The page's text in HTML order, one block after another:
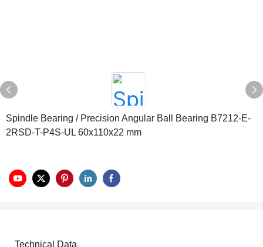
Spindle Bearing / Precision Angular Ball Bearing B7212-E-
2RSD-T-P4S-UL 60x110x22 mm
Technical Data